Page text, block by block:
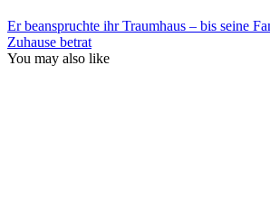
Er beanspruchte ihr Traumhaus – bis seine
Zuhause betrat
You may also like